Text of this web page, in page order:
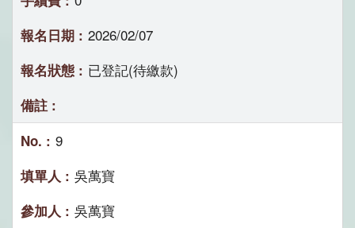
2026/02/07
已登記(待繳款)
9
吳萬寶
吳萬寶